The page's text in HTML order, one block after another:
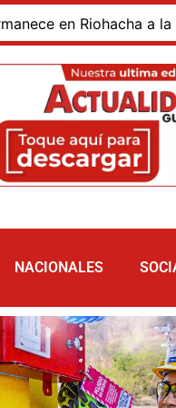
Riohacha a la espera
NACIONALES